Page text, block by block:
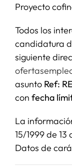
Proyecto
Todos los
candidatura
siguiente
asunto Ref:
con fecha
La
15/1999 de
Datos de